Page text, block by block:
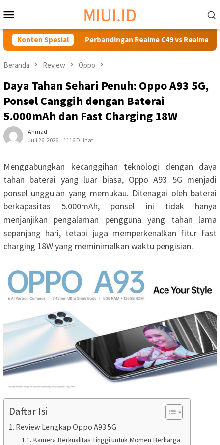
ke
kontenMobile
Konten Spesial
1 Jutaan Perbandingan Realme C49 vs Realme C48,
Beranda Review Oppo
Daya Tahan Sehari Penuh: Oppo A93 5G,
Ponsel Canggih dengan Baterai
5.000mAh dan Fast Charging 18W
Ahmad
Juli 26, 2026
1116 Dilihat
Menggabungkan kecanggihan teknologi dengan daya
tahan baterai yang luar biasa, Oppo A93 5G menjadi
ponsel unggulan yang memukau. Ditenagai oleh baterai
berkapasitas 5.000mAh, ponsel ini tidak hanya
menjanjikan pengalaman pengguna yang tahan lama
sepanjang hari, tetapi juga memperkenalkan fitur fast
charging 18W yang meminimalkan waktu pengisian.
Daftar Isi
Review Lengkap Oppo A93 5G
Kamera Berkualitas Tinggi untuk Momen Berharga